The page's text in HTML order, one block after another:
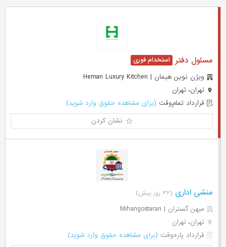
مسئول دفتر
ويژن نوين هيمان | Heman Luxury Kitchen
تهران، تهران
قرارداد تمام‌وقت (برای مشاهده حقوق وارد شوید)
نشان کردن
منشی اداری (۳۲ روز پیش)
میهن گستران | Mihangostaran
تهران، تهران
قرارداد پاره‌وقت (برای مشاهده حقوق وارد شوید)